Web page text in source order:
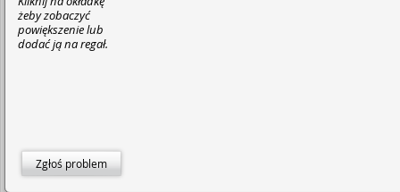
żeby zobaczyć
powiększenie lub
dodać ją na regał.
Zgłoś problem